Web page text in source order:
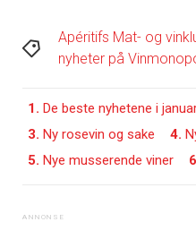
Apéritifs Mat- og
nyheter på
1. De beste nyhetene i
3. Ny rosevin og sake 4.
5. Nye musserende viner